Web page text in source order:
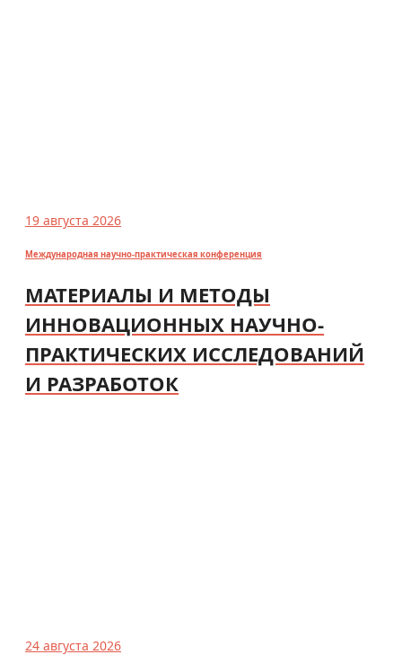
19 августа 2026
Международная научно-практическая конференция
МАТЕРИАЛЫ И МЕТОДЫ
ИННОВАЦИОННЫХ НАУЧНО-
ПРАКТИЧЕСКИХ ИССЛЕДОВАНИЙ
И РАЗРАБОТОК
24 августа 2026